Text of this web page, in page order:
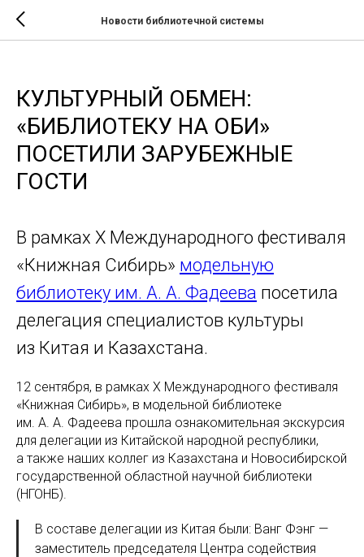
Новости библиотечной системы
КУЛЬТУРНЫЙ ОБМЕН:
«БИБЛИОТЕКУ НА ОБИ»
ПОСЕТИЛИ ЗАРУБЕЖНЫЕ
ГОСТИ
В рамках X Международного фестиваля
«Книжная Сибирь» модельную
библиотеку им. А. А. Фадеева посетила
делегация специалистов культуры
из Китая и Казахстана.
12 сентября, в рамках X Международного фестиваля
«Книжная Сибирь», в модельной библиотеке
им. А. А. Фадеева прошла ознакомительная экскурсия
для делегации из Китайской народной республики,
а также наших коллег из Казахстана и Новосибирской
государственной областной научной библиотеки
(НГОНБ).
В составе делегации из Китая были: Ванг Фэнг —
заместитель председателя Центра содействия